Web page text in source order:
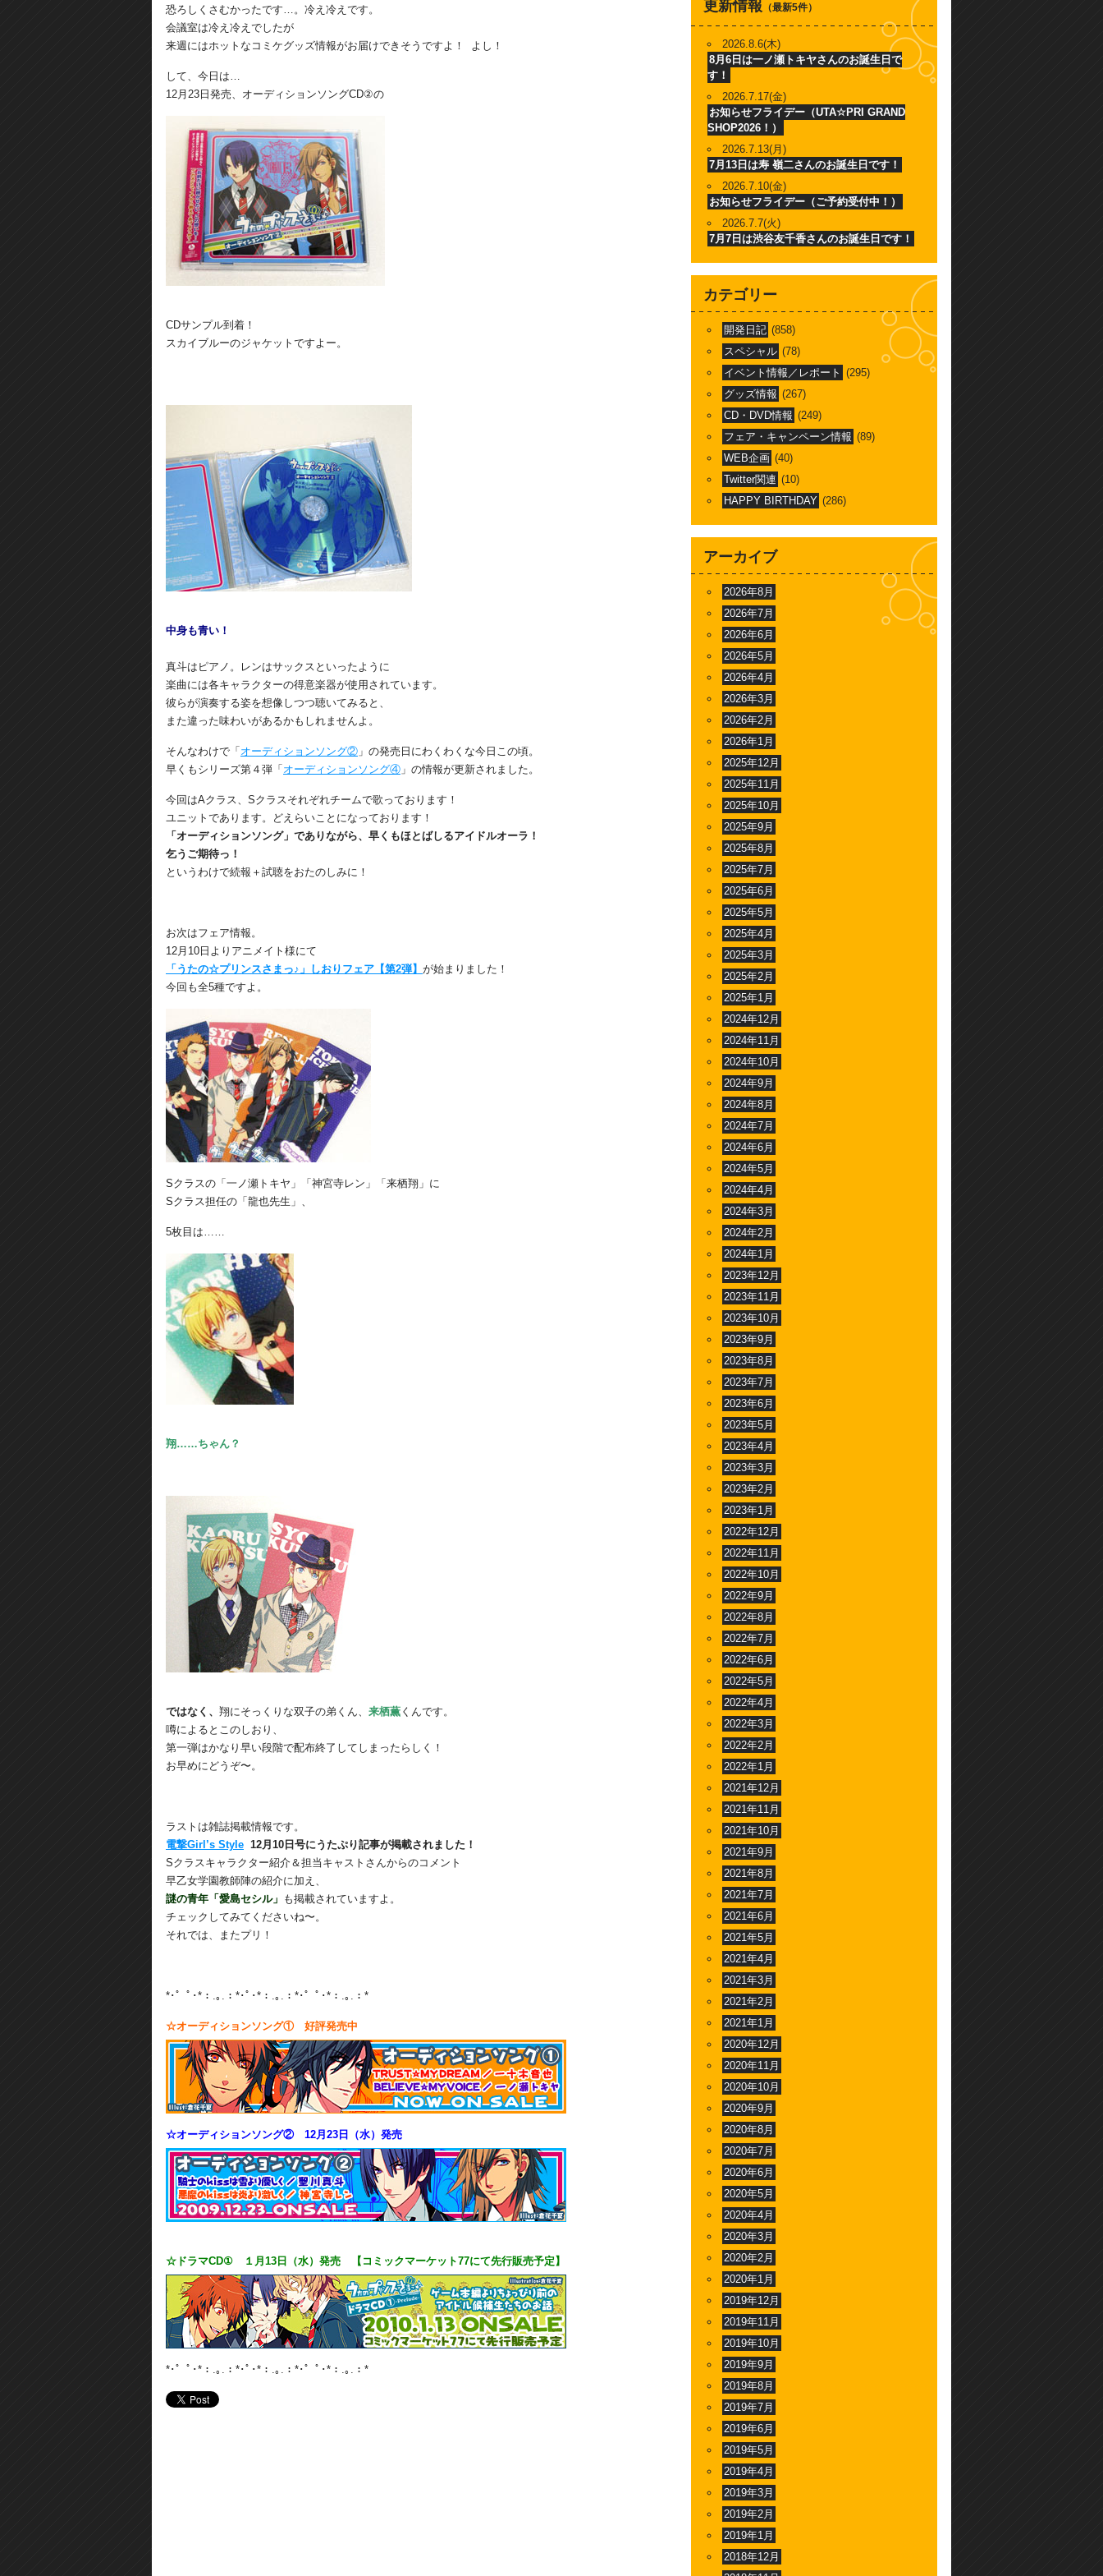
恐ろしくさむかったです…。冷え冷えです。
会議室は冷え冷えでしたが
来週にはホットなコミケグッズ情報がお届けできそうですよ！ よし！
して、今日は…
12月23日発売、オーディションソングCD②の
CDサンプル到着！
スカイブルーのジャケットですよー。
中身も青い！
真斗はピアノ。レンはサックスといったように
楽曲には各キャラクターの得意楽器が使用されています。
彼らが演奏する姿を想像しつつ聴いてみると、
また違った味わいがあるかもしれませんよ。
そんなわけで「 オーディションソング② 」の発売日にわくわくな今日この頃。
早くもシリーズ第４弾「 オーディションソング④ 」の情報が更新されました。
今回はAクラス、Sクラスそれぞれチームで歌っております！
ユニットであります。どえらいことになっております！
「オーディションソング」でありながら、早くもほとばしるアイドルオーラ！
乞うご期待っ！
というわけで続報＋試聴をおたのしみに！
お次はフェア情報。
12月10日よりアニメイト様にて
「うたの☆プリンスさまっ♪」しおりフェア【第2弾】 が始まりました！
今回も全5種ですよ。
Sクラスの「一ノ瀬トキヤ」「神宮寺レン」「来栖翔」に
Sクラス担任の「龍也先生」、
5枚目は……
翔……ちゃん？
ではなく、 翔にそっくりな双子の弟くん、 来栖薫 くんです。
噂によるとこのしおり、
第一弾はかなり早い段階で配布終了してしまったらしく！
お早めにどうぞ〜。
ラストは雑誌掲載情報です。
電撃Girl’s Style 12月10日号にうたぷり記事が掲載されました！
Sクラスキャラクター紹介＆担当キャストさんからのコメント
早乙女学園教師陣の紹介に加え、
謎の青年「愛島セシル」 も掲載されていますよ。
チェックしてみてくださいね〜。
それでは、またプリ！
*･゜ﾟ･*：.｡.：*･ﾟ･*：.｡.：*･゜ﾟ･*：.｡.：*
☆オーディションソング① 好評発売中
☆オーディションソング② 12月23日（水）発売
☆ドラマCD① １月13日（水）発売 【コミックマーケット77にて先行販売予定】
*･゜ﾟ･*：.｡.：*･ﾟ･*：.｡.：*･゜ﾟ･*：.｡.：*
更新情報 （最新5件）
2026.8.6(木)
8月6日は一ノ瀬トキヤさんのお誕生日で
す！
2026.7.17(金)
お知らせフライデー（UTA☆PRI GRAND
SHOP2026！）
2026.7.13(月)
7月13日は寿 嶺二さんのお誕生日です！
2026.7.10(金)
お知らせフライデー（ご予約受付中！）
2026.7.7(火)
7月7日は渋谷友千香さんのお誕生日です！
カテゴリー
開発日記 (858)
スペシャル (78)
イベント情報／レポート (295)
グッズ情報 (267)
CD・DVD情報 (249)
フェア・キャンペーン情報 (89)
WEB企画 (40)
Twitter関連 (10)
HAPPY BIRTHDAY (286)
アーカイブ
2026年8月
2026年7月
2026年6月
2026年5月
2026年4月
2026年3月
2026年2月
2026年1月
2025年12月
2025年11月
2025年10月
2025年9月
2025年8月
2025年7月
2025年6月
2025年5月
2025年4月
2025年3月
2025年2月
2025年1月
2024年12月
2024年11月
2024年10月
2024年9月
2024年8月
2024年7月
2024年6月
2024年5月
2024年4月
2024年3月
2024年2月
2024年1月
2023年12月
2023年11月
2023年10月
2023年9月
2023年8月
2023年7月
2023年6月
2023年5月
2023年4月
2023年3月
2023年2月
2023年1月
2022年12月
2022年11月
2022年10月
2022年9月
2022年8月
2022年7月
2022年6月
2022年5月
2022年4月
2022年3月
2022年2月
2022年1月
2021年12月
2021年11月
2021年10月
2021年9月
2021年8月
2021年7月
2021年6月
2021年5月
2021年4月
2021年3月
2021年2月
2021年1月
2020年12月
2020年11月
2020年10月
2020年9月
2020年8月
2020年7月
2020年6月
2020年5月
2020年4月
2020年3月
2020年2月
2020年1月
2019年12月
2019年11月
2019年10月
2019年9月
2019年8月
2019年7月
2019年6月
2019年5月
2019年4月
2019年3月
2019年2月
2019年1月
2018年12月